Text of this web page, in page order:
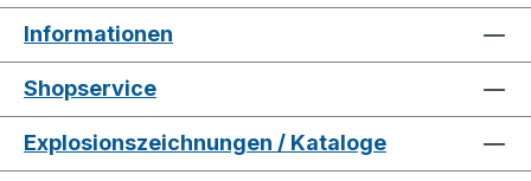
Informationen
Shopservice
Explosionszeichnungen / Kataloge